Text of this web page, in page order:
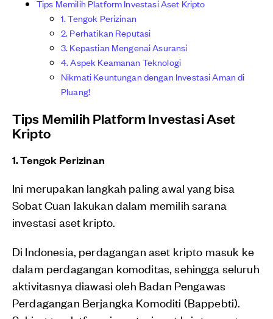
Tips Memilih Platform Investasi Aset Kripto
1. Tengok Perizinan
2. Perhatikan Reputasi
3. Kepastian Mengenai Asuransi
4. Aspek Keamanan Teknologi
Nikmati Keuntungan dengan Investasi Aman di
Pluang!
Tips Memilih Platform Investasi Aset
Kripto
1. Tengok Perizinan
Ini merupakan langkah paling awal yang bisa
Sobat Cuan lakukan dalam memilih sarana
investasi aset kripto.
Di Indonesia, perdagangan aset kripto masuk ke
dalam perdagangan komoditas, sehingga seluruh
aktivitasnya diawasi oleh Badan Pengawas
Perdagangan Berjangka Komoditi (Bappebti).